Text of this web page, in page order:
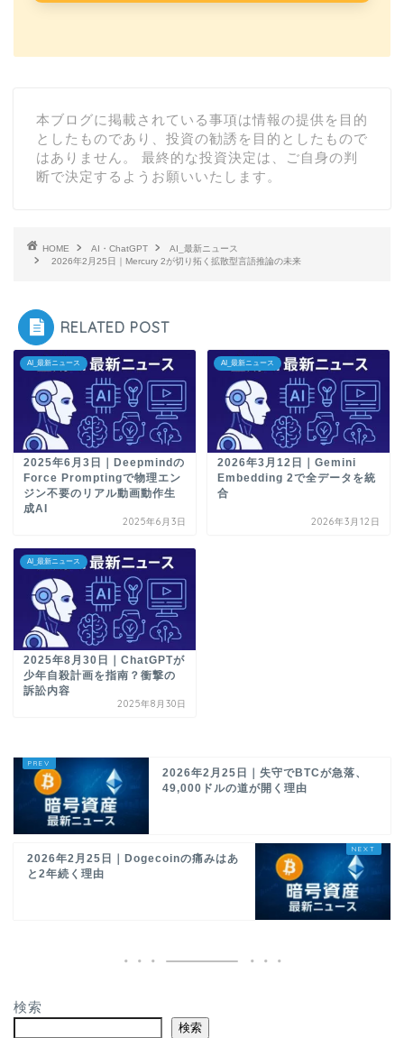
本ブログに掲載されている事項は情報の提供を目的
としたものであり、投資の勧誘を目的としたもので
はありません。 最終的な投資決定は、ご自身の判
断で決定するようお願いいたします。
HOME AI・ChatGPT
AI_最新ニュース
2026年2月25日｜Mercury 2が切り拓く拡散型言語推論の未来
RELATED POST
AI_最新ニュース
2025年6月3日｜Deepmindの
Force Promptingで物理エン
ジン不要のリアル動画動作生
成AI
2025年6月3日
AI_最新ニュース
2026年3月12日｜Gemini
Embedding 2で全データを統
合
2026年3月12日
AI_最新ニュース
2025年8月30日｜ChatGPTが
少年自殺計画を指南？衝撃の
訴訟内容
2025年8月30日
2026年2月25日｜失守でBTCが急落、
49,000ドルの道が開く理由
2026年2月25日｜Dogecoinの痛みはあ
と2年続く理由
検索
検索